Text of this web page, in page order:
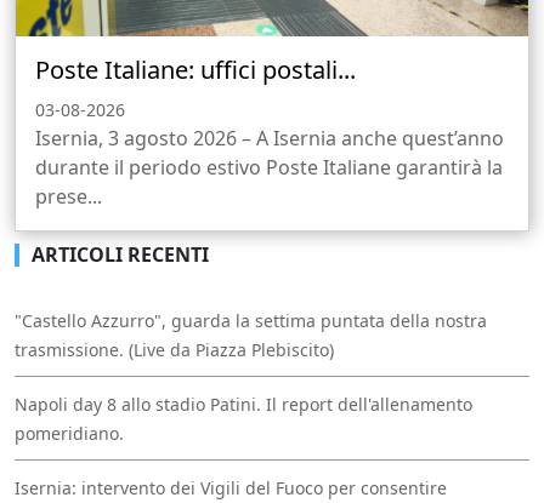
Poste Italiane: uffici postali...
03-08-2026
Isernia, 3 agosto 2026 – A Isernia anche quest’anno
durante il periodo estivo Poste Italiane garantirà la
prese...
ARTICOLI RECENTI
"Castello Azzurro", guarda la settima puntata della nostra
trasmissione. (Live da Piazza Plebiscito)
Napoli day 8 allo stadio Patini. Il report dell'allenamento
pomeridiano.
Isernia: intervento dei Vigili del Fuoco per consentire